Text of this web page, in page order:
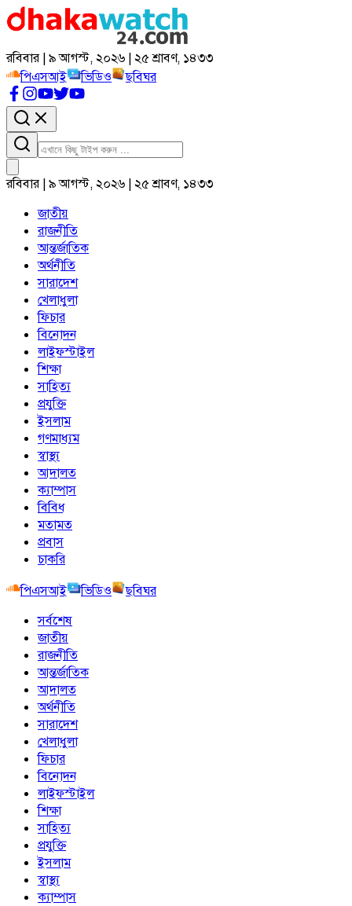
রবিবার | ৯ আগস্ট, ২০২৬ | ২৫ শ্রাবণ, ১৪৩৩
পিএসআই
ভিডিও ছবিঘর
রবিবার | ৯ আগস্ট, ২০২৬ | ২৫ শ্রাবণ, ১৪৩৩
জাতীয়
রাজনীতি
আন্তর্জাতিক
অর্থনীতি
সারাদেশ
খেলাধুলা
ফিচার
বিনোদন
লাইফস্টাইল
শিক্ষা
সাহিত্য
প্রযুক্তি
ইসলাম
গণমাধ্যম
স্বাস্থ্য
আদালত
ক্যাম্পাস
বিবিধ
মতামত
প্রবাস
চাকরি
পিএসআই
ভিডিও
ছবিঘর
সর্বশেষ
জাতীয়
রাজনীতি
আন্তর্জাতিক
আদালত
অর্থনীতি
সারাদেশ
খেলাধুলা
ফিচার
বিনোদন
লাইফস্টাইল
শিক্ষা
সাহিত্য
প্রযুক্তি
ইসলাম
স্বাস্থ্য
ক্যাম্পাস